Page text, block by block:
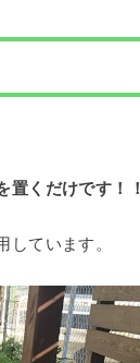
置くだけです！！
ています。